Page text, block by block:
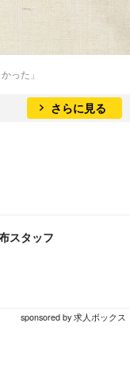
った」
さらに見る
スタッフ
sponsored by 求人ボックス